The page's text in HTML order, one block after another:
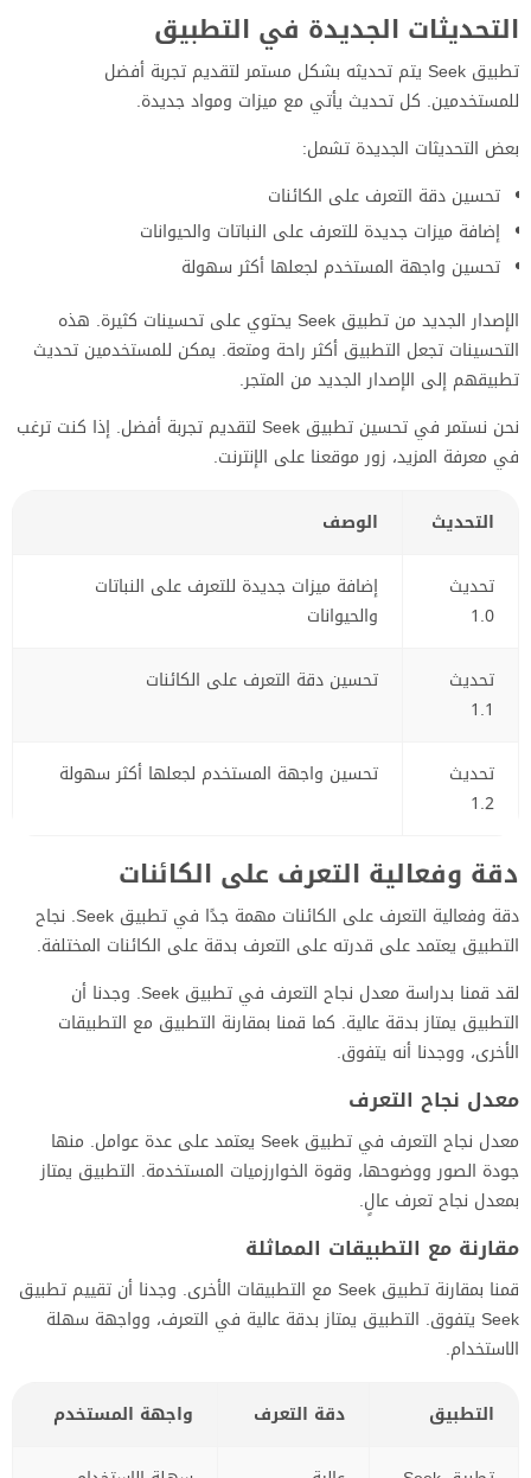
التحديثات الجديدة في التطبيق
تطبيق Seek يتم تحديثه بشكل مستمر لتقديم تجربة أفضل
للمستخدمين. كل تحديث يأتي مع ميزات ومواد جديدة.
بعض التحديثات الجديدة تشمل:
تحسين دقة التعرف على الكائنات
إضافة ميزات جديدة للتعرف على النباتات والحيوانات
تحسين واجهة المستخدم لجعلها أكثر سهولة
الإصدار الجديد من تطبيق Seek يحتوي على تحسينات كثيرة. هذه
التحسينات تجعل التطبيق أكثر راحة ومتعة. يمكن للمستخدمين تحديث
تطبيقهم إلى الإصدار الجديد من المتجر.
نحن نستمر في تحسين تطبيق Seek لتقديم تجربة أفضل. إذا كنت ترغب
في معرفة المزيد، زور موقعنا على الإنترنت.
التحديث
الوصف
تحديث
1.0
إضافة ميزات جديدة للتعرف على النباتات
والحيوانات
تحديث
1.1
تحسين دقة التعرف على الكائنات
تحديث
1.2
تحسين واجهة المستخدم لجعلها أكثر سهولة
دقة وفعالية التعرف على الكائنات
دقة وفعالية التعرف على الكائنات مهمة جدًا في تطبيق Seek. نجاح
التطبيق يعتمد على قدرته على التعرف بدقة على الكائنات المختلفة.
لقد قمنا بدراسة معدل نجاح التعرف في تطبيق Seek. وجدنا أن
التطبيق يمتاز بدقة عالية. كما قمنا بمقارنة التطبيق مع التطبيقات
الأخرى، ووجدنا أنه يتفوق.
معدل نجاح التعرف
معدل نجاح التعرف في تطبيق Seek يعتمد على عدة عوامل. منها
جودة الصور ووضوحها، وقوة الخوارزميات المستخدمة. التطبيق يمتاز
بمعدل نجاح تعرف عالٍ.
مقارنة مع التطبيقات المماثلة
قمنا بمقارنة تطبيق Seek مع التطبيقات الأخرى. وجدنا أن تقييم تطبيق
Seek يتفوق. التطبيق يمتاز بدقة عالية في التعرف، وواجهة سهلة
الاستخدام.
التطبيق دقة التعرف
واجهة المستخدم